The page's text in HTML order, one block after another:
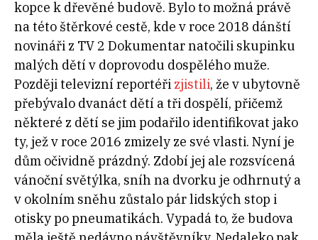
kopce k dřevěné budově. Bylo to možná právě
na této štěrkové cestě, kde v roce 2018 dánští
novináři z TV 2 Dokumentar natočili skupinku
malých dětí v doprovodu dospělého muže.
Později televizní reportéři zjistili, že v ubytovně
přebývalo dvanáct dětí a tři dospělí, přičemž
některé z dětí se jim podařilo identifikovat jako
ty, jež v roce 2016 zmizely ze své vlasti. Nyní je
dům očividně prázdný. Zdobí jej ale rozsvícená
vánoční světýlka, sníh na dvorku je odhrnutý a
v okolním sněhu zůstalo pár lidských stop i
otisky po pneumatikách. Vypadá to, že budova